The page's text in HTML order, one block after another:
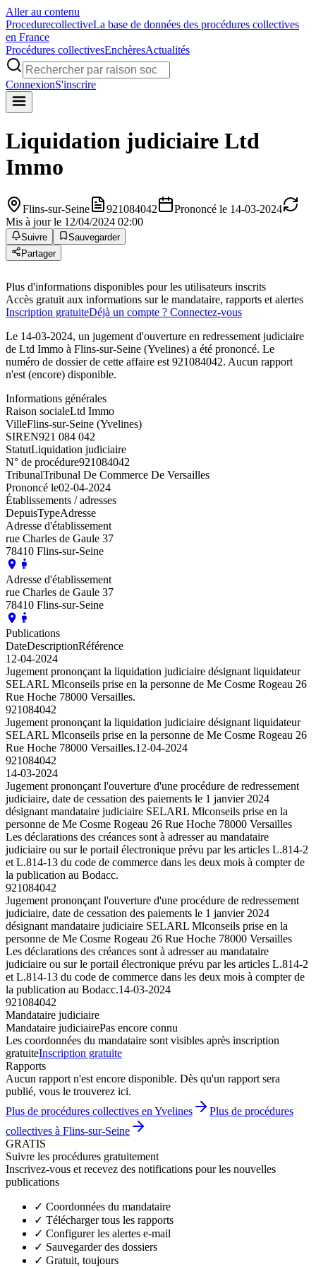
Aller au contenu
ProcedurecollectiveLa base de données des procédures collectives
en France
Procédures collectivesEnchèresActualités
ConnexionS'inscrire
Liquidation judiciaire Ltd
Immo
Flins-sur-Seine 921084042
Prononcé le 14-03-2024
Mis à jour le 12/04/2024 02:00
Suivre
Sauvegarder
Partager
Plus d'informations disponibles pour les utilisateurs inscrits
Accès gratuit aux informations sur le mandataire, rapports et alertes
Inscription gratuiteDéjà un compte ? Connectez-vous
Le 14-03-2024, un jugement d'ouverture en redressement judiciaire
de Ltd Immo à Flins-sur-Seine (Yvelines) a été prononcé. Le
numéro de dossier de cette affaire est 921084042. Aucun rapport
n'est (encore) disponible.
Informations générales
Raison socialeLtd Immo
VilleFlins-sur-Seine (Yvelines)
SIREN921 084 042
StatutLiquidation judiciaire
N° de procédure921084042
TribunalTribunal De Commerce De Versailles
Prononcé le02-04-2024
Établissements / adresses
DepuisTypeAdresse
Adresse d'établissement
rue Charles de Gaule 37
78410 Flins-sur-Seine
Adresse d'établissement
rue Charles de Gaule 37
78410 Flins-sur-Seine
Publications
DateDescriptionRéférence
12-04-2024
Jugement prononçant la liquidation judiciaire désignant liquidateur
SELARL Mlconseils prise en la personne de Me Cosme Rogeau 26
Rue Hoche 78000 Versailles.
921084042
Jugement prononçant la liquidation judiciaire désignant liquidateur
SELARL Mlconseils prise en la personne de Me Cosme Rogeau 26
Rue Hoche 78000 Versailles.12-04-2024
921084042
14-03-2024
Jugement prononçant l'ouverture d'une procédure de redressement
judiciaire, date de cessation des paiements le 1 janvier 2024
désignant mandataire judiciaire SELARL Mlconseils prise en la
personne de Me Cosme Rogeau 26 Rue Hoche 78000 Versailles
Les déclarations des créances sont à adresser au mandataire
judiciaire ou sur le portail électronique prévu par les articles L.814-2
et L.814-13 du code de commerce dans les deux mois à compter de
la publication au Bodacc.
921084042
Jugement prononçant l'ouverture d'une procédure de redressement
judiciaire, date de cessation des paiements le 1 janvier 2024
désignant mandataire judiciaire SELARL Mlconseils prise en la
personne de Me Cosme Rogeau 26 Rue Hoche 78000 Versailles
Les déclarations des créances sont à adresser au mandataire
judiciaire ou sur le portail électronique prévu par les articles L.814-2
et L.814-13 du code de commerce dans les deux mois à compter de
la publication au Bodacc.14-03-2024
921084042
Mandataire judiciaire
Mandataire judiciairePas encore connu
Les coordonnées du mandataire sont visibles après inscription
gratuiteInscription gratuite
Rapports
Aucun rapport n'est encore disponible. Dès qu'un rapport sera
publié, vous le trouverez ici.
Plus de procédures collectives en Yvelines
Plus de procédures
collectives à Flins-sur-Seine
GRATIS
Suivre les procédures gratuitement
Inscrivez-vous et recevez des notifications pour les nouvelles
publications
✓ Coordonnées du mandataire
✓ Télécharger tous les rapports
✓ Configurer les alertes e-mail
✓ Sauvegarder des dossiers
✓ Gratuit, toujours